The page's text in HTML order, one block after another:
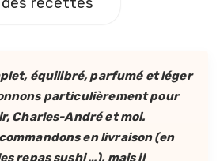
équilibré, parfumé et léger
particulièrement pour
Charles-André et moi.
en livraison (en
repas sushi …), mais il